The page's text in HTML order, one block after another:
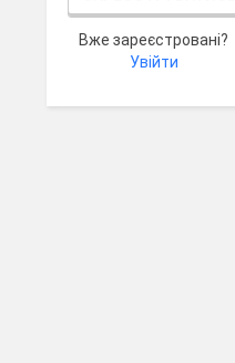
Вже зареєстровані?
Увійти